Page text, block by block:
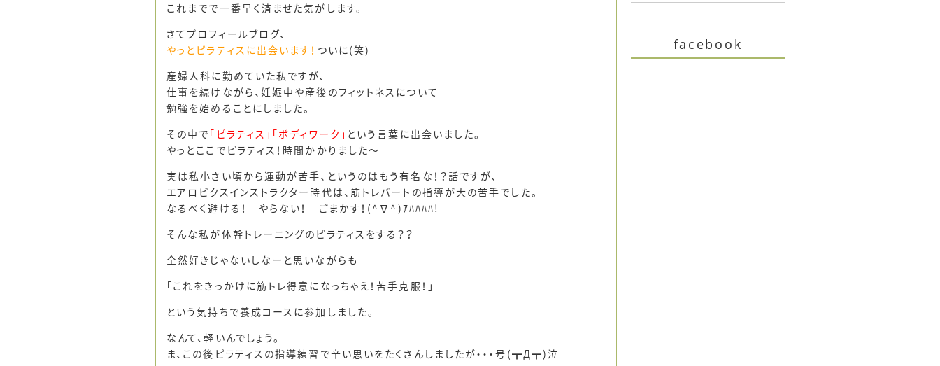
これまでで一番早く済ませた気がします。
さてプロフィールブログ、
やっとピラティスに出会います！ ついに(笑)
産婦人科に勤めていた私ですが、
仕事を続けながら、妊娠中や産後のフィットネスについて
勉強を始めることにしました。
その中で 「ピラティス」「ボディワーク」 という言葉に出会いました。
やっとここでピラティス！時間かかりました～
実は私小さい頃から運動が苦手、というのはもう有名な！？話ですが、
エアロビクスインストラクター時代は、筋トレパートの指導が大の苦手でした。
なるべく避ける！ やらない！ ごまかす！(^∇^)ｱﾊﾊﾊﾊ!
そんな私が体幹トレーニングのピラティスをする？？
全然好きじゃないしなーと思いながらも
「これをきっかけに筋トレ得意になっちゃえ！苦手克服！」
という気持ちで養成コースに参加しました。
なんて、軽いんでしょう。
ま、この後ピラティスの指導練習で辛い思いをたくさんしましたが・・・号(┳Д┳)泣
facebook